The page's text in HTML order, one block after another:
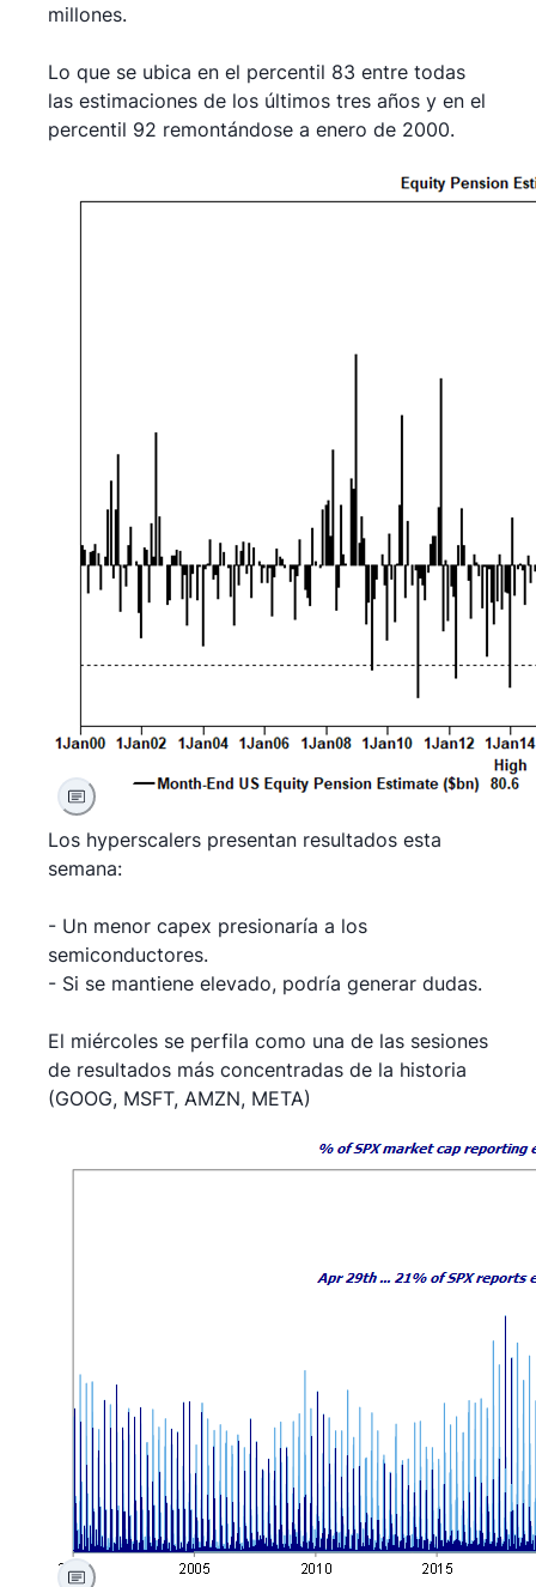
millones.
Lo que se ubica en el percentil 83 entre todas
las estimaciones de los últimos tres años y en el
percentil 92 remontándose a enero de 2000.
Los hyperscalers presentan resultados esta
semana:
- Un menor capex presionaría a los
semiconductores.
- Si se mantiene elevado, podría generar dudas.
El miércoles se perfila como una de las sesiones
de resultados más concentradas de la historia
(GOOG, MSFT, AMZN, META)